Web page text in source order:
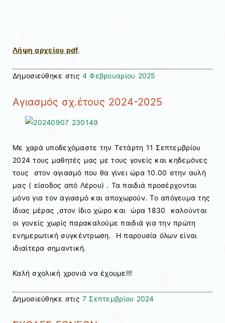
Λήψη αρχείου pdf.
Δημοσιεύθηκε στις 4 Φεβρουαρίου 2025
Αγιασμός σχ.έτους 2024-2025
Με χαρά υποδεχόμαστε την Τετάρτη 11 Σεπτεμβρίου
2024 τους μαθητές μας με τους γονείς και κηδεμόνες
τους στον αγιασμό που θα γίνει ώρα 10.00 στην αυλή
μας ( είσοδος από Λέρου) . Τα παιδιά προσέρχονται
μόνο για τον αγιασμό και αποχωρούν. Το απόγευμα της
ίδιας μέρας ,στον ίδιο χώρο και ώρα 1830 καλούνται
οι γονείς χωρίς παρακαλούμε παιδιά για την πρώτη
ενημερωτική συγκέντρωση. Η παρουσία όλων είναι
ιδιαίτερα σημαντική.
Καλή σχολική χρονιά να έχουμε!!!
Δημοσιεύθηκε στις 7 Σεπτεμβρίου 2024